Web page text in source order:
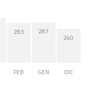
283
FEB
287
GEN
240
DIC